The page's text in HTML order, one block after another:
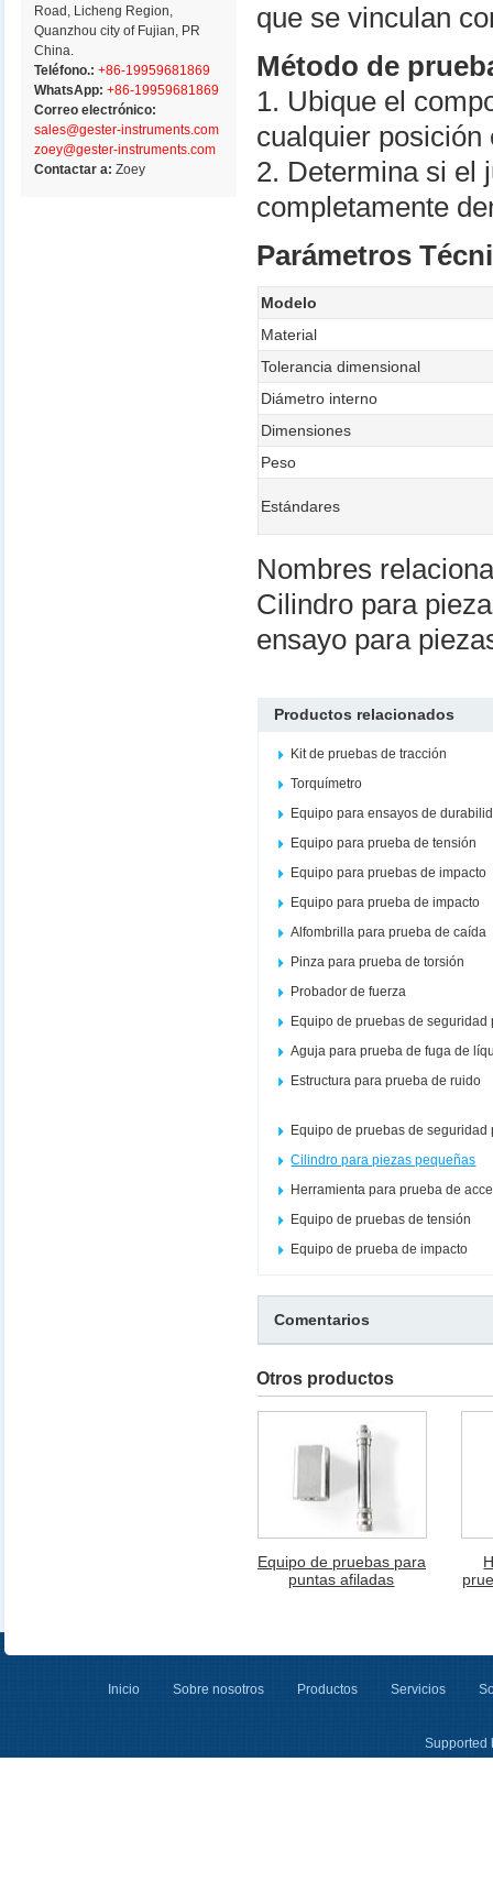
Road, Licheng Region,
Quanzhou city of Fujian, PR
China.
Teléfono.: +86-19959681869
WhatsApp: +86-19959681869
Correo electrónico:
sales@gester-instruments.com
zoey@gester-instruments.com
Contactar a:Zoey
que se vinculan
Método de
1. Ubique el
cualquier posición
2. Determina si el
completamente
Parámetros
Modelo
Material
Tolerancia dimensional
Diámetro interno
Dimensiones
Peso
Estándares
Nombres
Cilindro para
ensayo para
Productos relacionados
Kit de pruebas de tracción
Torquímetro
Equipo para ensayos de
Equipo para prueba de tensión
Equipo para pruebas de impacto
Equipo para prueba de impacto
Alfombrilla para prueba de caída
Pinza para prueba de torsión
Probador de fuerza
Equipo de pruebas de seguridad
Aguja para prueba de fuga de
Estructura para prueba de ruido
Equipo de pruebas de seguridad
Cilindro para piezas pequeñas
Herramienta para prueba de
Equipo de pruebas de tensión
Equipo de prueba de impacto
Comentarios
Otros productos
Equipo de pruebas para
puntas afiladas
Inicio Sobre nosotros Productos Servicios
Supported